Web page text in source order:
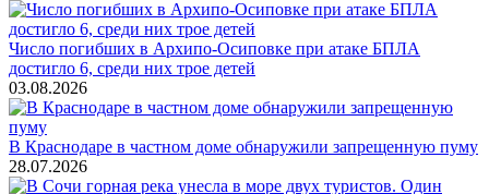
Число погибших в Архипо-Осиповке при атаке БПЛА
достигло 6, среди них трое детей
03.08.2026
В Краснодаре в частном доме обнаружили запрещенную пуму
28.07.2026